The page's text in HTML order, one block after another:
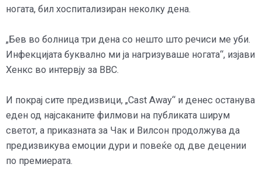
ногата, бил хоспитализиран неколку дена.
„Бев во болница три дена со нешто што речиси ме уби.
Инфекцијата буквално ми ја нагризуваше ногата“, изјави
Хенкс во интервју за BBC.
И покрај сите предизвици, „Cast Away“ и денес останува
еден од најсаканите филмови на публиката ширум
светот, а приказната за Чак и Вилсон продолжува да
предизвикува емоции дури и повеќе од две децении
по премиерата.